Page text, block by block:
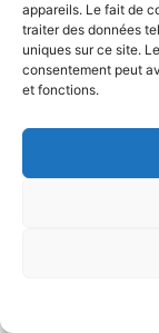
appareils. Le fait de
traiter des données
uniques sur ce site.
consentement peut
et fonctions.
Accessibilité
Plan du site